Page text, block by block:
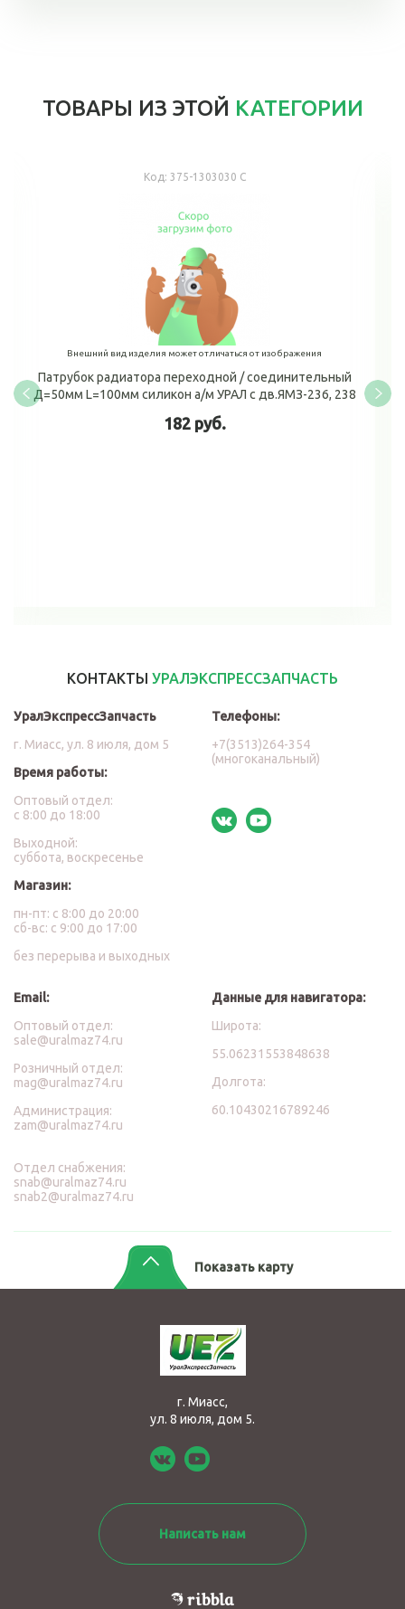
ТОВАРЫ ИЗ ЭТОЙ КАТЕГОРИИ
Код: 375-1303030 С
Внешний вид изделия может отличаться от изображения
Патрубок радиатора переходной / соединительный
Д=50мм L=100мм силикон а/м УРАЛ с дв.ЯМЗ-236, 238
182 руб.
КОНТАКТЫ УРАЛЭКСПРЕССЗАПЧАСТЬ
УралЭкспрессЗапчасть
г. Миасс, ул. 8 июля, дом 5
Время работы:
Оптовый отдел:
с 8:00 до 18:00
Выходной:
суббота, воскресенье
Магазин:
пн-пт: с 8:00 до 20:00
сб-вс: с 9:00 до 17:00
без перерыва и выходных
Телефоны:
+7(3513)264-354
(многоканальный)
Email:
Оптовый отдел:
sale@uralmaz74.ru
Розничный отдел:
mag@uralmaz74.ru
Администрация:
zam@uralmaz74.ru
Отдел снабжения:
snab@uralmaz74.ru
snab2@uralmaz74.ru
Данные для навигатора:
Широта:
55.06231553848638
Долгота:
60.10430216789246
Показать карту
г. Миасс,
ул. 8 июля, дом 5.
Написать нам